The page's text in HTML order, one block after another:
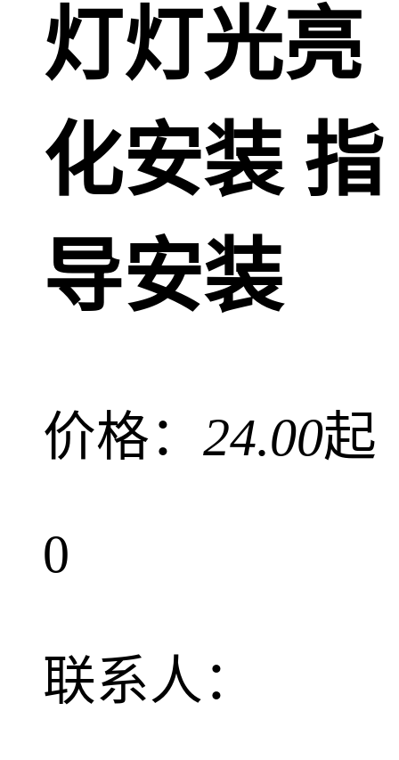
灯灯光亮
化安装 指
导安装
价格： 24.00起
0
联系人：